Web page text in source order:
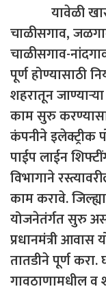
यावेळी
चाळीसगाव,
चाळीसगाव-
पूर्ण होण्यासाठी
शहरातून जाण्याऱ्या
काम सुरु
कंपनीने इलेक्ट्रीक
पाईप लाईन
विभागाने
काम करावे.
योजनेतंर्गत सुरु
प्रधानमंत्री
तातडीने पूर्ण
गावठाणामधील